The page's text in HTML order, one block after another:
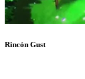
Rincón Gust